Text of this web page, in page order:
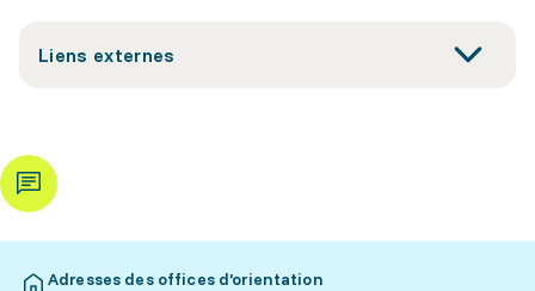
Liens externes
Adresses des offices d’orientation